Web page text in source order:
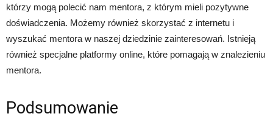
którzy mogą polecić nam mentora, z którym mieli pozytywne
doświadczenia. Możemy również skorzystać z internetu i
wyszukać mentora w naszej dziedzinie zainteresowań. Istnieją
również specjalne platformy online, które pomagają w znalezieniu
mentora.
Podsumowanie